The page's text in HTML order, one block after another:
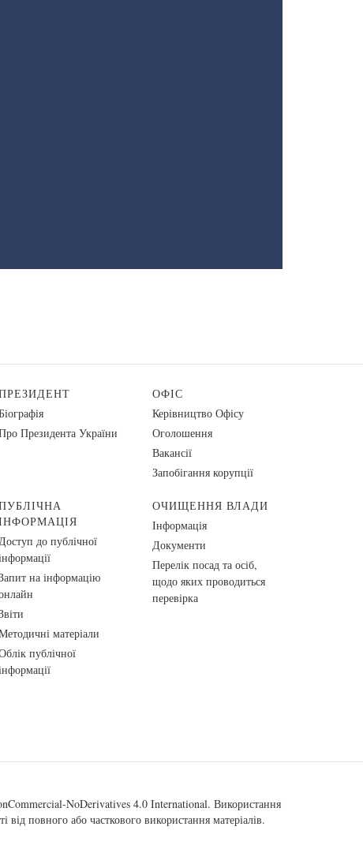
Президента України
ОФІС
Керівництво Офісу
Оголошення
Вакансії
Запобігання корупції
до публічної
на інформацію
матеріали
публічної
ОЧИЩЕННЯ ВЛАДИ
Інформація
Документи
Перелік посад та осіб,
щодо яких проводиться
перевірка
NoDerivatives 4.0 International. Використання
від повного або часткового використання матеріалів.